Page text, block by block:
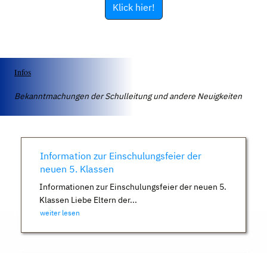
Klick hier!
Infos
Bekanntmachungen der Schulleitung und andere Neuigkeiten
Information zur Einschulungsfeier der
neuen 5. Klassen
Informationen zur Einschulungsfeier der neuen 5.
Klassen Liebe Eltern der...
weiter lesen